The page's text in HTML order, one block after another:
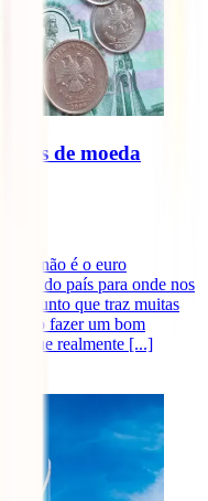
de moeda
não é o euro
do país para onde nos
assunto que traz muitas
como fazer um bom
o que realmente [...]